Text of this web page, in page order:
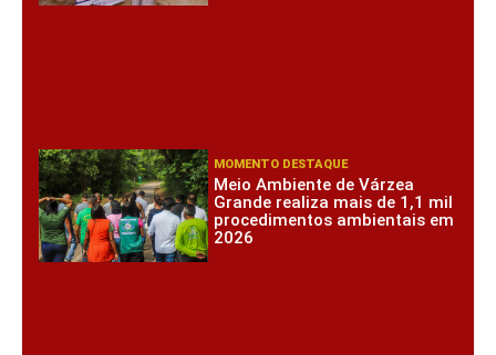
MOMENTO DESTAQUE
Meio Ambiente de Várzea
Grande realiza mais de 1,1 mil
procedimentos ambientais em
2026